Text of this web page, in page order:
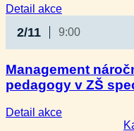
Detail akce:
chování
(funkční
hodnocení)
2/11 9:00
Management
pedagogy v ZŠ
Detail akce:
Management